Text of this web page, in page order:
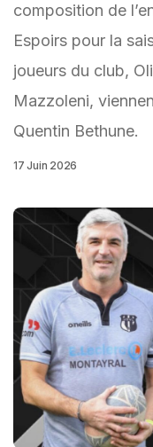
composition de
Espoirs pour la
joueurs du club,
Mazzoleni,
Quentin Bethune.
17 Juin 2026